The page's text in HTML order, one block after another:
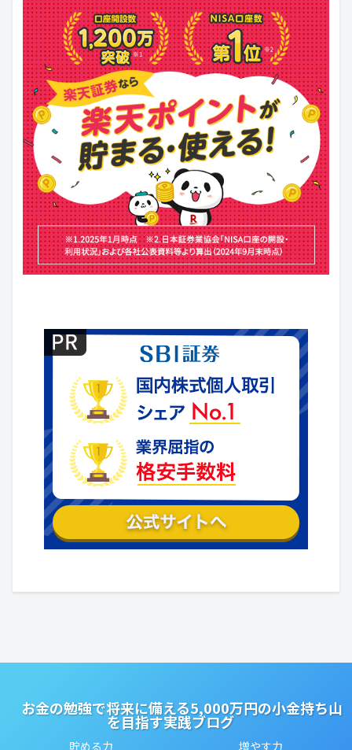
お金の勉強で将来に備える5,000万円の小金持ち山
を目指す実践ブログ
貯める力 増やす力